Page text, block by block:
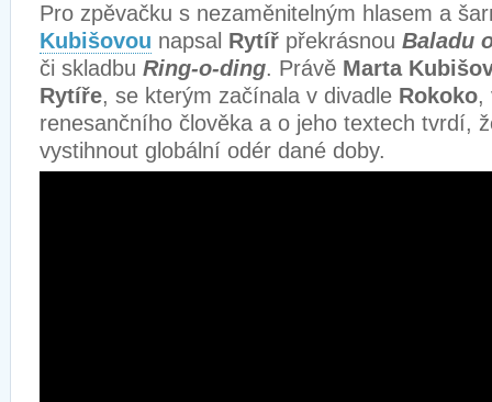
Pro zpěvačku s nezaměnitelným hlasem a
Kubišovou napsal Rytíř překrásnou Baladu
či skladbu Ring-o-ding. Právě Marta
Rytíře, se kterým začínala v divadle Rokoko,
renesančního člověka a o jeho textech tvrdí,
vystihnout globální odér dané doby.